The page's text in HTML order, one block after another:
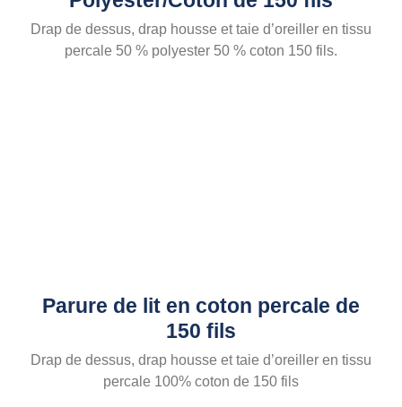
Drap de dessus, drap housse et taie d’oreiller en tissu
percale 50 % polyester 50 % coton 150 fils.
Parure de lit en coton percale de
150 fils
Drap de dessus, drap housse et taie d’oreiller en tissu
percale 100% coton de 150 fils